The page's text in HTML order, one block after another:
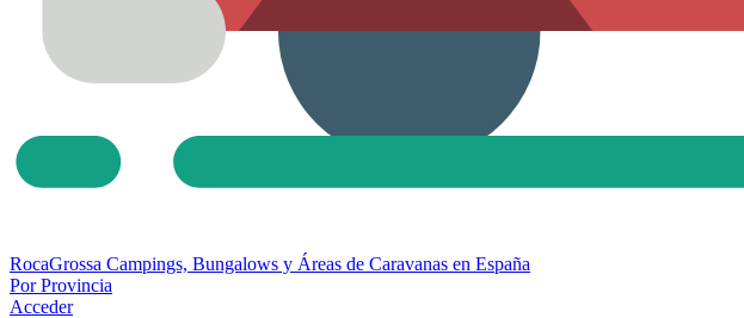
RocaGrossa Campings, Bungalows y Áreas de Caravanas en España
Por Provincia
Acceder